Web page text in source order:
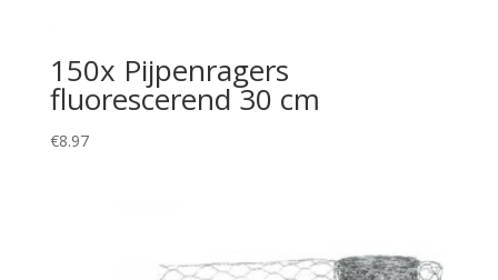
150x Pijpenragers
fluorescerend 30 cm
€8.97